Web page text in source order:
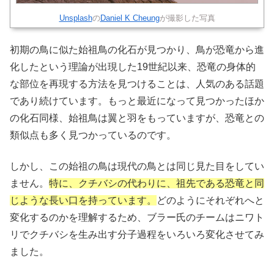
UnsplashのDaniel K Cheungが撮影した写真
初期の鳥に似た始祖鳥の化石が見つかり、鳥が恐竜から進
化したという理論が出現した19世紀以来、恐竜の身体的
な部位を再現する方法を見つけることは、人気のある話題
であり続けています。もっと最近になって見つかったほか
の化石同様、始祖鳥は翼と羽をもっていますが、恐竜との
類似点も多く見つかっているのです。
しかし、この始祖の鳥は現代の鳥とは同じ見た目をしてい
ません。 特に、クチバシの代わりに、祖先である恐竜と同
じような長い口を持っています。
どのようにそれぞれへと
変化するのかを理解するため、ブラー氏のチームはニワト
リでクチバシを生み出す分子過程をいろいろ変化させてみ
ました。